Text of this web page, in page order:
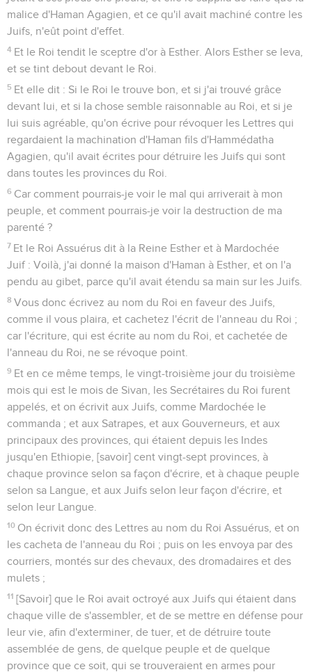
malice d'Haman Agagien, et ce qu'il avait machiné contre les
Juifs, n'eût point d'effet.
4 Et le Roi tendit le sceptre d'or à Esther. Alors Esther se leva,
et se tint debout devant le Roi.
5 Et elle dit : Si le Roi le trouve bon, et si j'ai trouvé grâce
devant lui, et si la chose semble raisonnable au Roi, et si je
lui suis agréable, qu'on écrive pour révoquer les Lettres qui
regardaient la machination d'Haman fils d'Hammédatha
Agagien, qu'il avait écrites pour détruire les Juifs qui sont
dans toutes les provinces du Roi.
6 Car comment pourrais-je voir le mal qui arriverait à mon
peuple, et comment pourrais-je voir la destruction de ma
parenté ?
7 Et le Roi Assuérus dit à la Reine Esther et à Mardochée
Juif : Voilà, j'ai donné la maison d'Haman à Esther, et on l'a
pendu au gibet, parce qu'il avait étendu sa main sur les Juifs.
8 Vous donc écrivez au nom du Roi en faveur des Juifs,
comme il vous plaira, et cachetez l'écrit de l'anneau du Roi ;
car l'écriture, qui est écrite au nom du Roi, et cachetée de
l'anneau du Roi, ne se révoque point.
9 Et en ce même temps, le vingt-troisième jour du troisième
mois qui est le mois de Sivan, les Secrétaires du Roi furent
appelés, et on écrivit aux Juifs, comme Mardochée le
commanda ; et aux Satrapes, et aux Gouverneurs, et aux
principaux des provinces, qui étaient depuis les Indes
jusqu'en Ethiopie, [savoir] cent vingt-sept provinces, à
chaque province selon sa façon d'écrire, et à chaque peuple
selon sa Langue, et aux Juifs selon leur façon d'écrire, et
selon leur Langue.
10 On écrivit donc des Lettres au nom du Roi Assuérus, et on
les cacheta de l'anneau du Roi ; puis on les envoya par des
courriers, montés sur des chevaux, des dromadaires et des
mulets ;
11 [Savoir] que le Roi avait octroyé aux Juifs qui étaient dans
chaque ville de s'assembler, et de se mettre en défense pour
leur vie, afin d'exterminer, de tuer, et de détruire toute
assemblée de gens, de quelque peuple et de quelque
province que ce soit, qui se trouveraient en armes pour